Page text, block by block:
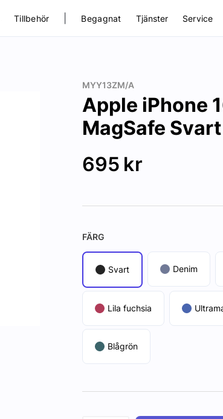
Tillbehör Begagnat Tjänster Service
MYY13ZM/A
Apple iPhone
MagSafe Svart
695 kr
FÄRG
Svart Denim
Lila fuchsia
Blågrön